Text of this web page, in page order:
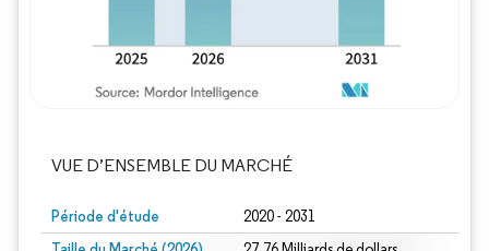
VUE D’ENSEMBLE DU MARCHÉ
Période d'étude 2020 - 2031